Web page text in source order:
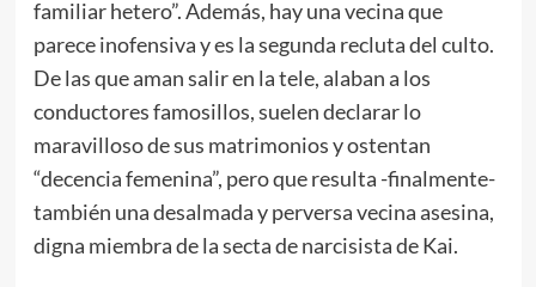
familiar hetero”. Además, hay una vecina que
parece inofensiva y es la segunda recluta del culto.
De las que aman salir en la tele, alaban a los
conductores famosillos, suelen declarar lo
maravilloso de sus matrimonios y ostentan
“decencia femenina”, pero que resulta -finalmente-
también una desalmada y perversa vecina asesina,
digna miembra de la secta de narcisista de Kai.